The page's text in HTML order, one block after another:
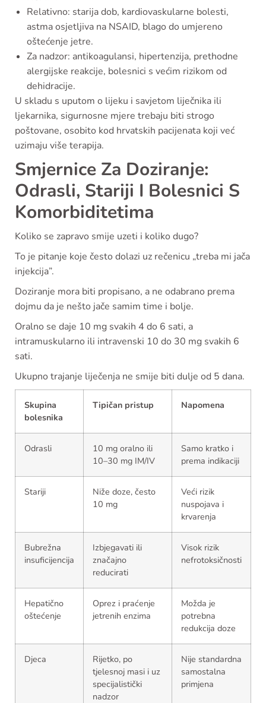
Relativno: starija dob, kardiovaskularne bolesti,
astma osjetljiva na NSAID, blago do umjereno
oštećenje jetre.
Za nadzor: antikoagulansi, hipertenzija, prethodne
alergijske reakcije, bolesnici s većim rizikom od
dehidracije.
U skladu s uputom o lijeku i savjetom liječnika ili
ljekarnika, sigurnosne mjere trebaju biti strogo
poštovane, osobito kod hrvatskih pacijenata koji već
uzimaju više terapija.
Smjernice Za Doziranje:
Odrasli, Stariji I Bolesnici S
Komorbiditetima
Koliko se zapravo smije uzeti i koliko dugo?
To je pitanje koje često dolazi uz rečenicu „treba mi jača
injekcija”.
Doziranje mora biti propisano, a ne odabrano prema
dojmu da je nešto jače samim time i bolje.
Oralno se daje 10 mg svakih 4 do 6 sati, a
intramuskularno ili intravenski 10 do 30 mg svakih 6
sati.
Ukupno trajanje liječenja ne smije biti dulje od 5 dana.
Skupina
bolesnika
Tipičan pristup Napomena
Odrasli
10 mg oralno ili
10–30 mg IM/IV
Samo kratko i
prema indikaciji
Stariji
Niže doze, često
10 mg
Veći rizik
nuspojava i
krvarenja
Bubrežna
insuficijencija
Izbjegavati ili
značajno
reducirati
Visok rizik
nefrotoksičnosti
Hepatično
oštećenje
Oprez i praćenje
jetrenih enzima
Možda je
potrebna
redukcija doze
Djeca
Rijetko, po
tjelesnoj masi i uz
specijalistički
nadzor
Nije standardna
samostalna
primjena